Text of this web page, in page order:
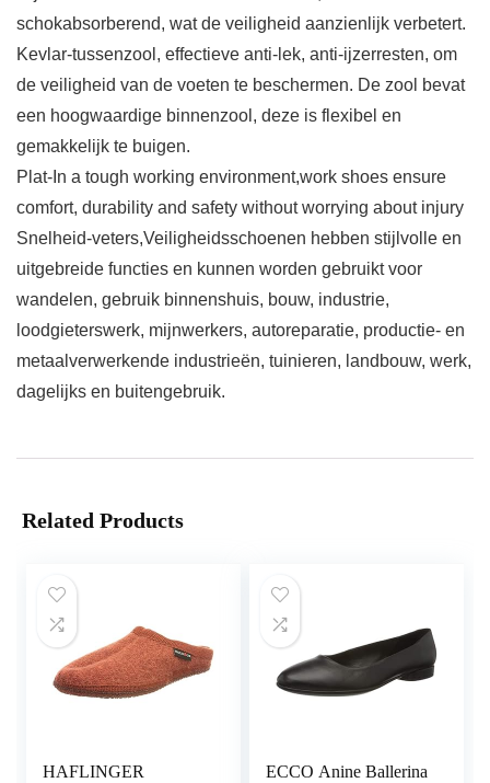
schokabsorberend, wat de veiligheid aanzienlijk verbetert.
Kevlar-tussenzool, effectieve anti-lek, anti-ijzerresten, om
de veiligheid van de voeten te beschermen. De zool bevat
een hoogwaardige binnenzool, deze is flexibel en
gemakkelijk te buigen.
Plat-In a tough working environment,work shoes ensure
comfort, durability and safety without worrying about injury
Snelheid-veters,Veiligheidsschoenen hebben stijlvolle en
uitgebreide functies en kunnen worden gebruikt voor
wandelen, gebruik binnenshuis, bouw, industrie,
loodgieterswerk, mijnwerkers, autoreparatie, productie- en
metaalverwerkende industrieën, tuinieren, landbouw, werk,
dagelijks en buitengebruik.
Related Products
HAFLINGER
ECCO Anine Ballerina